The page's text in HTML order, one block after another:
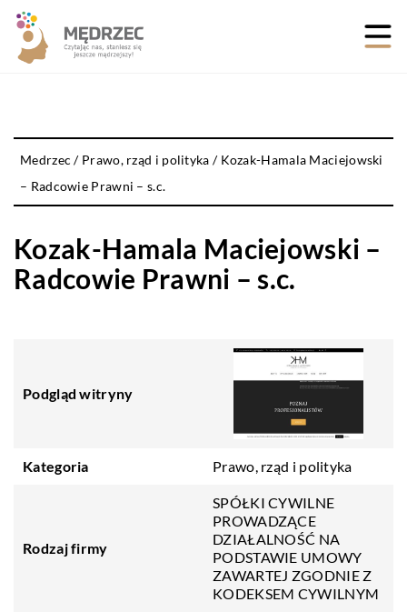
Medrzec / Prawo, rząd i polityka / Kozak-Hamala Maciejowski
– Radcowie Prawni – s.c.
Kozak-Hamala Maciejowski –
Radcowie Prawni – s.c.
Podgląd witryny
Kategoria Prawo, rząd i polityka
Rodzaj firmy
SPÓŁKI CYWILNE
PROWADZĄCE
DZIAŁALNOŚĆ NA
PODSTAWIE UMOWY
ZAWARTEJ ZGODNIE Z
KODEKSEM CYWILNYM